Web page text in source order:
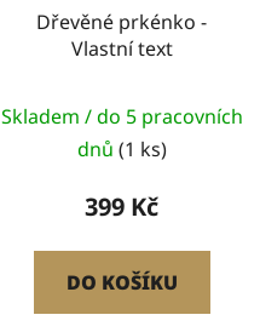
Dřevěné prkénko -
Vlastní text
Skladem / do 5 pracovních
dnů (1 ks)
399 Kč
DO KOŠÍKU